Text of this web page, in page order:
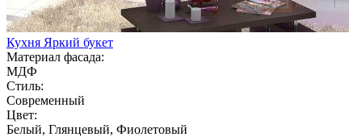
Кухня Яркий букет
Материал фасада:
МДФ
Стиль:
Современный
Цвет:
Белый, Глянцевый, Фиолетовый